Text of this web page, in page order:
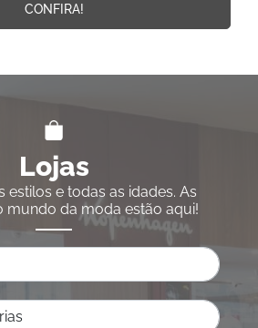
CONFIRA!
Lojas
estilos e todas as idades. As
mundo da moda estão aqui!